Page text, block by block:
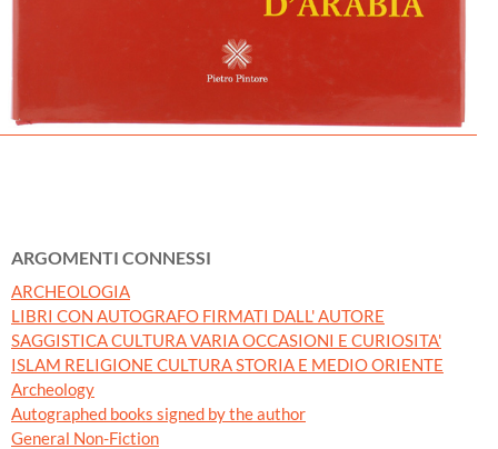
ARGOMENTI CONNESSI
ARCHEOLOGIA
LIBRI CON AUTOGRAFO FIRMATI DALL' AUTORE
SAGGISTICA CULTURA VARIA OCCASIONI E CURIOSITA'
ISLAM RELIGIONE CULTURA STORIA E MEDIO ORIENTE
Archeology
Autographed books signed by the author
General Non-Fiction